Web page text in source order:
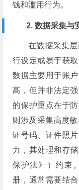
钱和滥用行为。
2. 数据采集与
在数据采集
行设定或易于获
数据主要用于账
高，但并非法定
的保护重点在于
则涉及采集高度
证号码、证件照
力，其处理和存
保护法》）约束
册，通常需要结